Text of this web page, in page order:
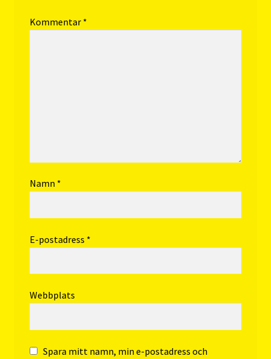
Kommentar *
Namn *
E-postadress *
Webbplats
Spara mitt namn, min e-postadress och